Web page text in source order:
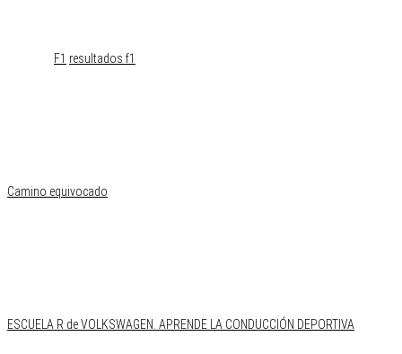
F1 resultados f1
Camino equivocado
ESCUELA R de VOLKSWAGEN. APRENDE LA CONDUCCIÓN DEPORTIVA